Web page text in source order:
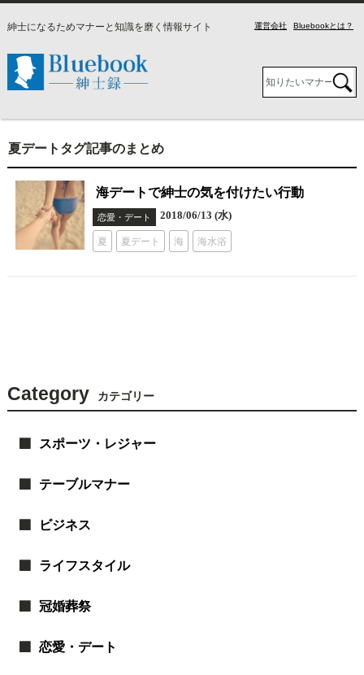
紳士になるためマナーと知識を磨く情報サイト Bluebookとは？
運営会社
夏デートタグ記事のまとめ
海デートで紳士の気を付けたい行動
恋愛・デート 2018/06/13 (水)
夏 夏デート 海 海水浴
Category カテゴリー
スポーツ・レジャー
テーブルマナー
ビジネス
ライフスタイル
冠婚葬祭
恋愛・デート